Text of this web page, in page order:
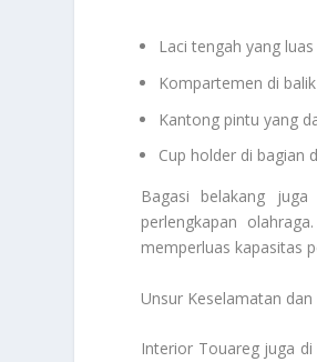
Laci tengah yang luas
Kompartemen di
Kantong pintu yang
Cup holder di bagian
Bagasi belakang
perlengkapan
memperluas kapasitas
Unsur Keselamatan
Interior Touareg juga